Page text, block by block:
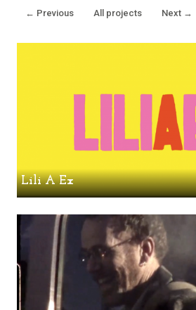
← Previous All projects Next →
Lili A Ex